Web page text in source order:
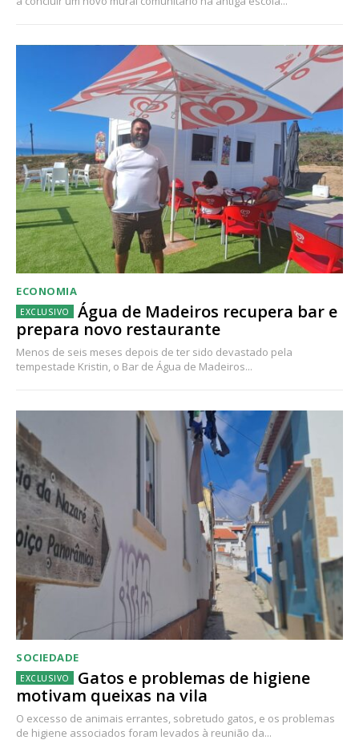
ECONOMIA
Água de Madeiros recupera bar e
prepara novo restaurante
Menos de seis meses depois de ter sido devastado pela
tempestade Kristin, o Bar de Água de Madeiros...
SOCIEDADE
Gatos e problemas de higiene
motivam queixas na vila
O excesso de animais errantes, sobretudo gatos, e os problemas
de higiene associados foram levados à reunião da...